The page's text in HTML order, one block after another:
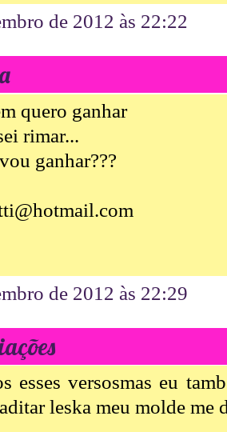
de 2012 às 22:22
quero ganhar
rimar...
ganhar???
de 2012 às 22:29
esses versosmas eu
leska meu molde me